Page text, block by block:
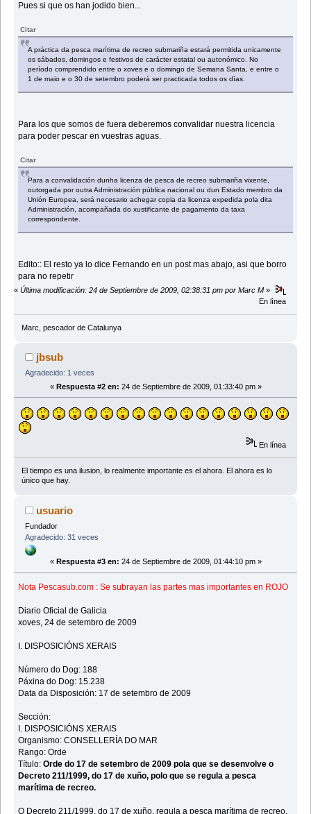
Pues si que os han jodido bien...
Citar
A práctica da pesca marítima de recreo submariña estará permitida unicamente
os sábados, domingos e festivos de carácter estatal ou autonómico. No
período comprendido entre o xoves e o domingo de Semana Santa, e entre o
1 de maio e o 30 de setembro poderá ser practicada todos os días.
Para los que somos de fuera deberemos convalidar nuestra licencia
para poder pescar en vuestras aguas.
Citar
Para a convalidación dunha licenza de pesca de recreo submariña vixente,
outorgada por outra Administración pública nacional ou dun Estado membro da
Unión Europea, será necesario achegar copia da licenza expedida pola dita
Administración, acompañada do xustificante de pagamento da taxa
correspondente.
Edito:: El resto ya lo dice Fernando en un post mas abajo, asi que borro
para no repetir
« Última modificación: 24 de Septiembre de 2009, 02:38:31 pm por Marc M »
En línea
Marc, pescador de Catalunya
jbsub
Agradecido: 1 veces
« Respuesta #2 en: 24 de Septiembre de 2009, 01:33:40 pm »
En línea
El tiempo es una ilusion, lo realmente importante es el ahora. El ahora es lo
único que hay.
usuario
Fundador
Agradecido: 31 veces
« Respuesta #3 en: 24 de Septiembre de 2009, 01:44:10 pm »
Nota Pescasub.com : Se subrayan las partes mas importantes en ROJO
Diario Oficial de Galicia
xoves, 24 de setembro de 2009
I. DISPOSICIÓNS XERAIS
Número do Dog: 188
Páxina do Dog: 15.238
Data da Disposición: 17 de setembro de 2009
Sección:
I. DISPOSICIÓNS XERAIS
Organismo: CONSELLERÍA DO MAR
Rango: Orde
Título:Orde do 17 de setembro de 2009 pola que se desenvolve o
Decreto 211/1999, do 17 de xuño, polo que se regula a pesca
marítima de recreo.
O Decreto 211/1999, do 17 de xuño, regula a pesca marítima de recreo.